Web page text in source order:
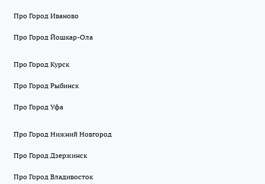
Про Город Иваново
Про Город Йошкар-Ола
Про Город Курск
Про Город Рыбинск
Про Город Уфа
Про Город Нижний Новгород
Про Город Дзержинск
Про Город Владивосток